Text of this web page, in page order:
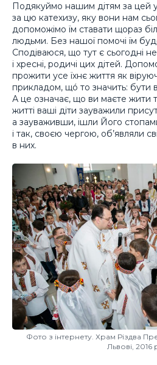
Подякуймо нашим дітям за цей
за цю катехизу, яку вони нам
допоможімо їм ставати щораз
людьми. Без нашої помочі їм
Сподіваюся, що тут є сьогодні
і хресні, родичі цих дітей.
прожити усе їхнє життя як
прикладом, щó то значить:
А це означає, що ви маєте жити
житті ваші діти зауважили
а зауваживши, ішли Його
і так, своєю чергою, об’являли
в них.
Фото з інтернету. Храм Різдва
Львові, 2016